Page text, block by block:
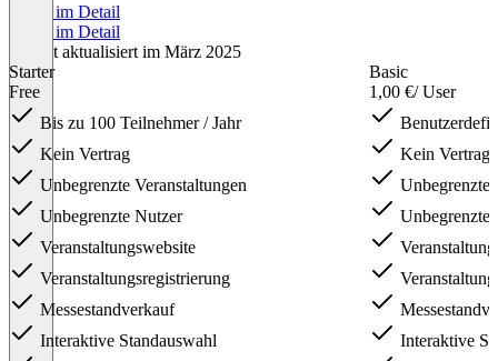
Preise im Detail
Preise im Detail
Zuletzt aktualisiert im März 2025
Starter
Free
Bis zu 100 Teilnehmer / Jahr
Kein Vertrag
Unbegrenzte Veranstaltungen
Unbegrenzte Nutzer
Veranstaltungswebsite
Veranstaltungsregistrierung
Messestandverkauf
Interaktive Standauswahl
Basic
1,00 €/ User
Kein Vertrag
Unbegrenzte
Unbegrenzte
Interaktive